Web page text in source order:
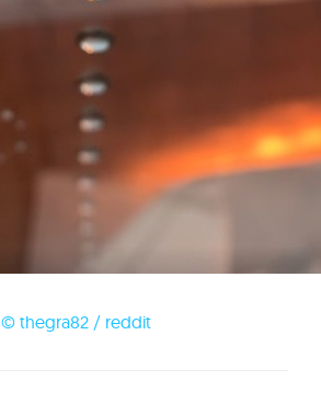
© thegra82 / reddit